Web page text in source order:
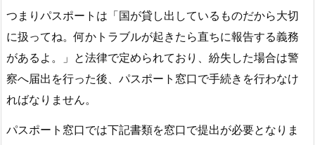
あ
っ
た
場
の
つまりパスポートは「国が貸し出しているものだから大切
に扱ってね。何かトラブルが起きたら直ちに報告する義務
があるよ。」と法律で定められており、紛失した場合は警
察へ届出を行った後、パスポート窓口で手続きを行わなけ
ればなりません。
パスポート窓口では下記書類を窓口で提出が必要となりま